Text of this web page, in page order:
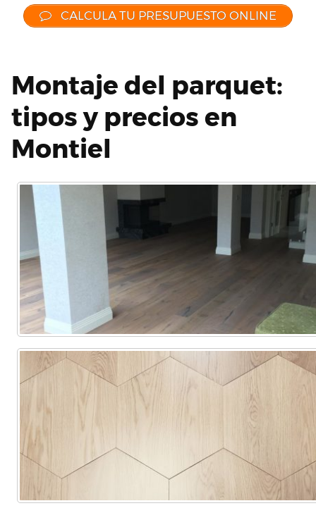
CALCULA TU PRESUPUESTO ONLINE
Montaje del parquet:
tipos y precios en
Montiel